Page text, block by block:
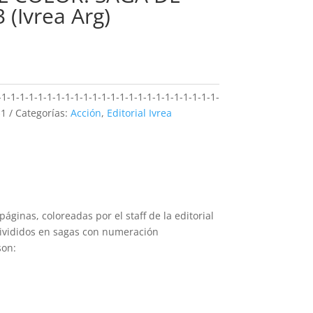
(Ivrea Arg)
1-1-1-1-1-1-1-1-1-1-1-1-1-1-1-1-1-1-1-1-1-1-1-
Categorías: Acción, Editorial Ivrea
coloreadas por el staff de la editorial
en sagas con numeración